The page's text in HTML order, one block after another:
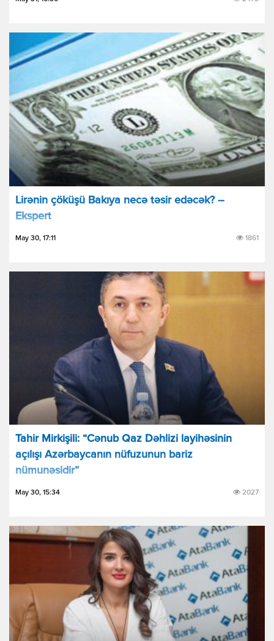
Lirənin çöküşü Bakıya necə təsir edəcək? –
Ekspert
May 30, 17:11 1861
Tahir Mirkişili: “Cənub Qaz Dəhlizi layihəsinin
açılışı Azərbaycanın nüfuzunun bariz
nümunəsidir”
May 30, 15:34 2027